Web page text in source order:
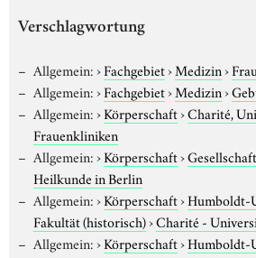
Verschlagwortung
Allgemein:›Fachgebiet›Medizin›
Allgemein:›Fachgebiet›Medizin›
Allgemein:›Körperschaft›Charité,
Frauenkliniken
Allgemein:›Körperschaft›
Heilkunde in Berlin
Allgemein:›Körperschaft›Humboldt-
Fakultät (historisch)›Charité -
Allgemein:›Körperschaft›Humboldt-